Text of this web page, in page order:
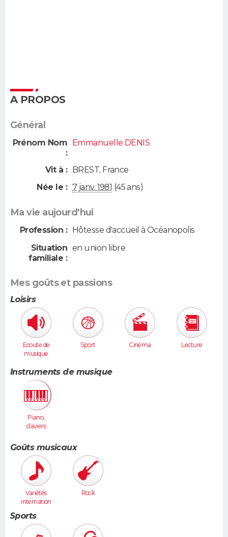
A PROPOS
Général
Prénom Nom
:
Emmanuelle DENIS
Vit à : BREST, France
Née le : 7 janv. 1981 (45 ans)
Ma vie aujourd'hui
Profession :
Hôtesse d'accueil à Océanopolis
Situation
familiale :
en union libre
Mes goûts et passions
Loisirs
Ecoute de
musique
Sport Cinéma Lecture
Instruments de musique
Piano,
claviers
Goûts musicaux
Variétés
internation
Rock
Sports